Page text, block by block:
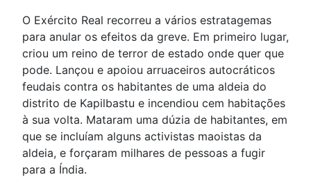
O Exército Real recorreu a vários estratagemas
para anular os efeitos da greve. Em primeiro lugar,
criou um reino de terror de estado onde quer que
pode. Lançou e apoiou arruaceiros autocráticos
feudais contra os habitantes de uma aldeia do
distrito de Kapilbastu e incendiou cem habitações
à sua volta. Mataram uma dúzia de habitantes, em
que se incluíam alguns activistas maoistas da
aldeia, e forçaram milhares de pessoas a fugir
para a Índia.